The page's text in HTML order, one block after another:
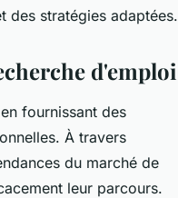
des stratégies adaptées.
d'emploi
fournissant des
À travers
du marché de
leur parcours.